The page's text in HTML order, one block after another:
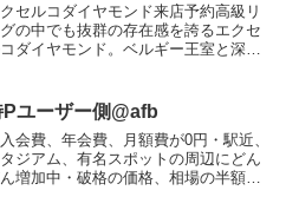
セルコダイヤモンド来店予約高級リ
の中でも抜群の存在感を誇るエクセ
ダイヤモンド。ベルギー王室と深い
。そのブランド力、デザイン性は当
がら、永久保証などの...
Pユーザー側@afb
入会費、年会費、月額費が0円・駅近、
ジアム、有名スポットの周辺にどん
増加中・破格の価格、相場の半額以